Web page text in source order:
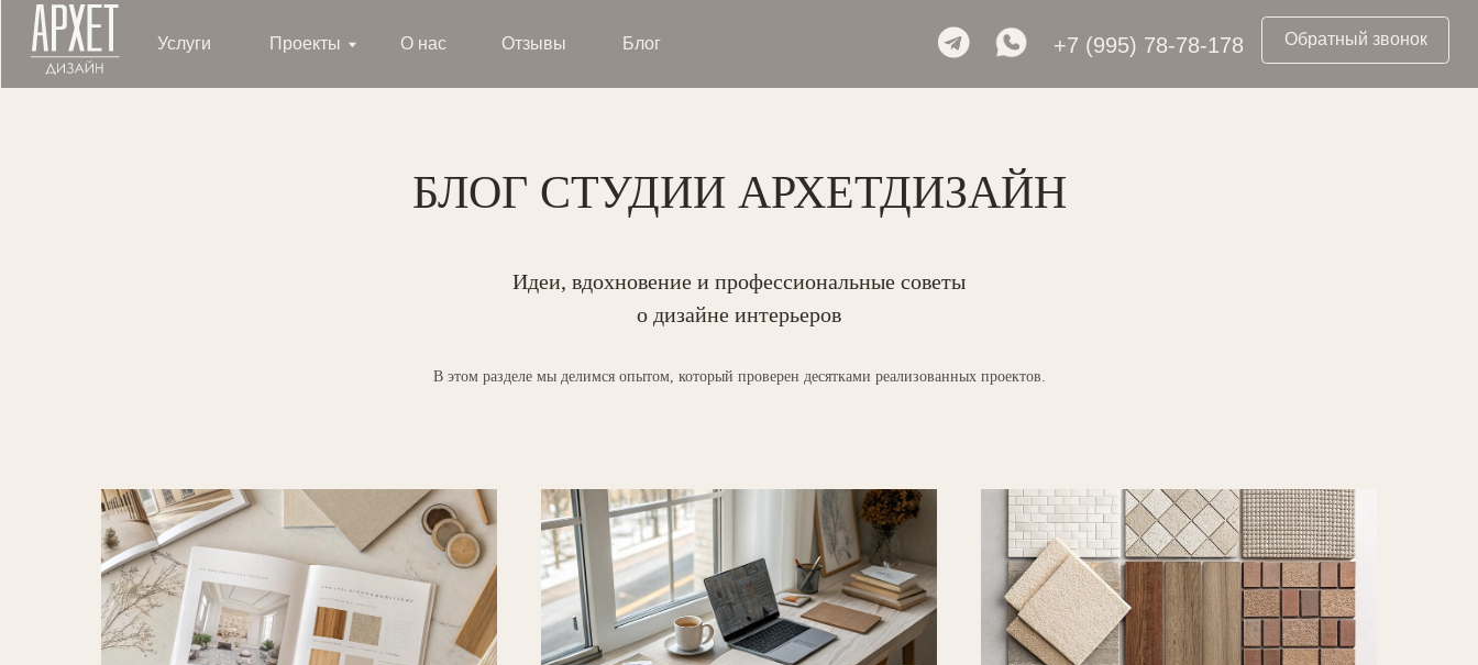
Услуги Проекты Отзывы Блог +7 (995) 78-78-178 Обратный звонок
БЛОГ СТУДИИ АРХЕТДИЗАЙН
Идеи, вдохновение и профессиональные советы
о дизайне интерьеров
В этом разделе мы делимся опытом, который проверен десятками реализованных проектов.